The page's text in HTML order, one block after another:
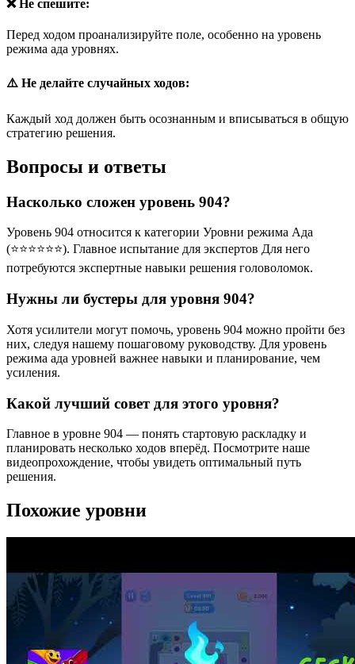
❌ Не спешите:
Перед ходом проанализируйте поле, особенно на уровень
режима ада уровнях.
⚠️ Не делайте случайных ходов:
Каждый ход должен быть осознанным и вписываться в общую
стратегию решения.
Вопросы и ответы
Насколько сложен уровень 904?
Уровень 904 относится к категории Уровни режима Ада
(⭐⭐⭐⭐⭐⭐). Главное испытание для экспертов Для него
потребуются экспертные навыки решения головоломок.
Нужны ли бустеры для уровня 904?
Хотя усилители могут помочь, уровень 904 можно пройти без
них, следуя нашему пошаговому руководству. Для уровень
режима ада уровней важнее навыки и планирование, чем
усиления.
Какой лучший совет для этого уровня?
Главное в уровне 904 — понять стартовую раскладку и
планировать несколько ходов вперёд. Посмотрите наше
видеопрохождение, чтобы увидеть оптимальный путь
решения.
Похожие уровни